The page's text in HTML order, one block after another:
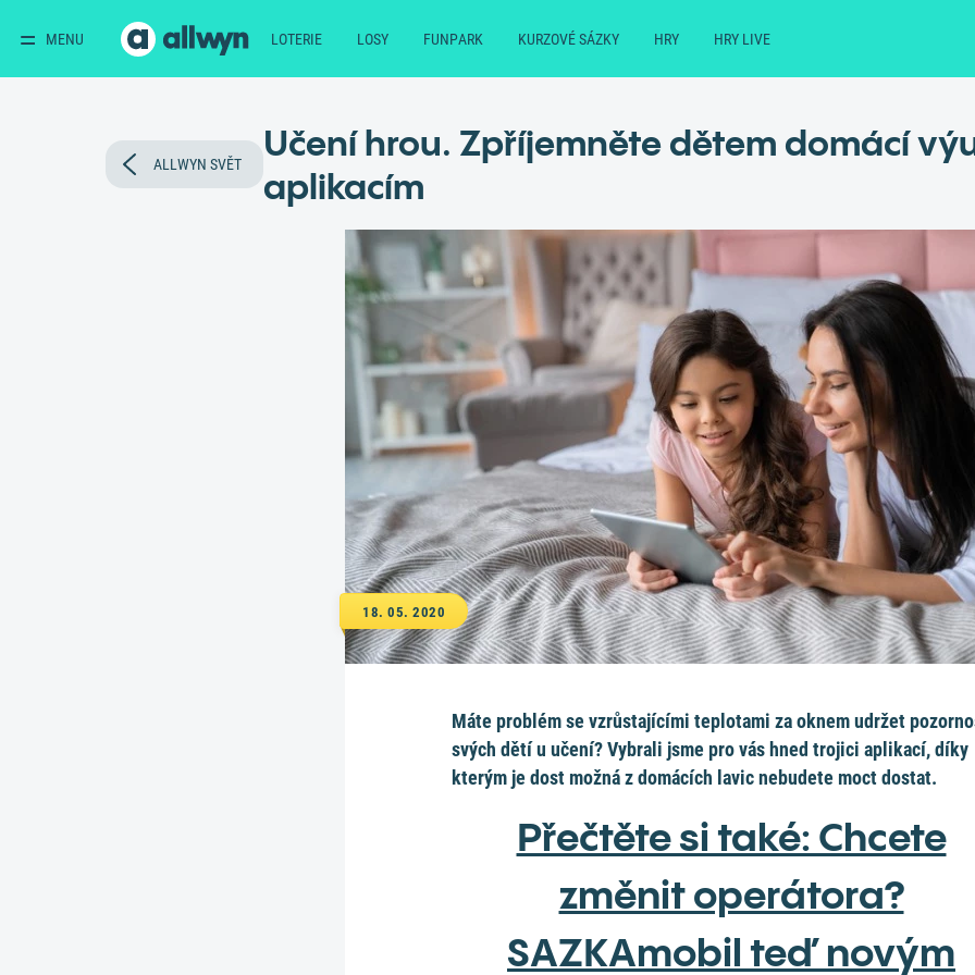
MENU LOTERIE LOSY FUNPARK KURZOVÉ SÁZKY HRY HRY LIVE
ALLWYN SVĚT
Učení hrou. Zpříjemněte dětem domácí
aplikacím
18. 05. 2020
Máte problém se vzrůstajícími teplotami za oknem udržet
svých dětí u učení? Vybrali jsme pro vás hned trojici aplikací, díky
kterým je dost možná z domácích lavic nebudete moct dostat.
Přečtěte si také: Chcete
změnit operátora?
SAZKAmobil teď novým